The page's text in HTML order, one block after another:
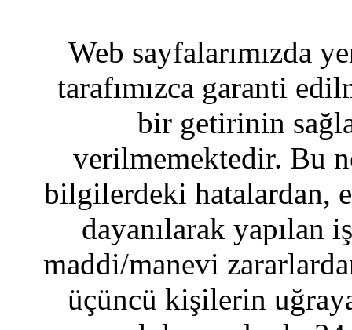
Web sayfalarımızda
tarafımızca garanti
bir getirinin
verilmemektedir. Bu
bilgilerdeki hatalardan,
dayanılarak yapılan
maddi/manevi
üçüncü kişilerin